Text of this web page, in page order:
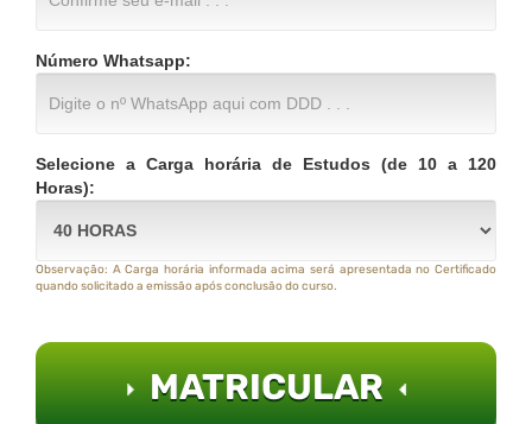
Número Whatsapp:
Selecione a Carga horária de Estudos (de 10 a 120
Horas):
Observação: A Carga horária informada acima será apresentada no Certificado
quando solicitado a emissão após conclusão do curso.
MATRICULAR